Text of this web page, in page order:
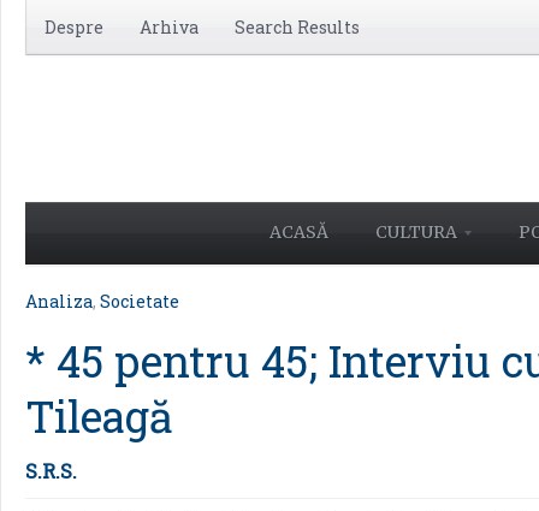
Despre Arhiva Search Results
ACASĂ CULTURA
Analiza, Societate
* 45 pentru 45; Interviu
Tileagă
S.R.S.